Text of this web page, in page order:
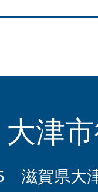
大津
滋賀県大